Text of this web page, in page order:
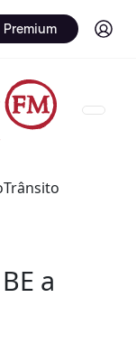
Premium Log in
Trânsito
a